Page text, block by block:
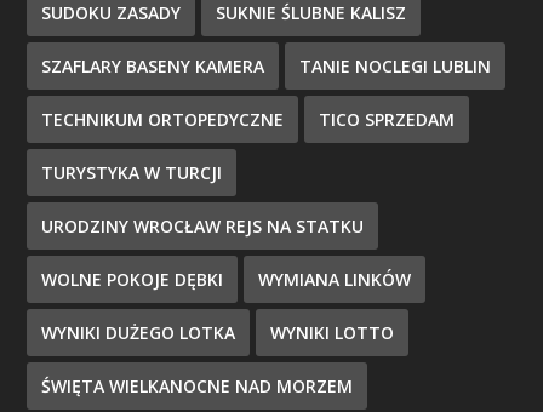
SUDOKU ZASADY SUKNIE ŚLUBNE KALISZ
SZAFLARY BASENY KAMERA TANIE NOCLEGI LUBLIN
TECHNIKUM ORTOPEDYCZNE TICO SPRZEDAM
TURYSTYKA W TURCJI
URODZINY WROCŁAW REJS NA STATKU
WOLNE POKOJE DĘBKI WYMIANA LINKÓW
WYNIKI DUŻEGO LOTKA WYNIKI LOTTO
ŚWIĘTA WIELKANOCNE NAD MORZEM